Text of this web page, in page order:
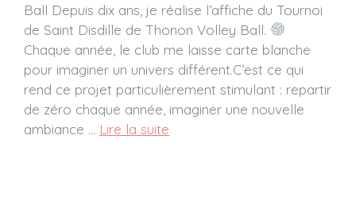
Ball Depuis dix ans, je réalise l’affiche du Tournoi
de Saint Disdille de Thonon Volley Ball.
Chaque année, le club me laisse carte blanche
pour imaginer un univers différent.C’est ce qui
rend ce projet particulièrement stimulant : repartir
de zéro chaque année, imaginer une nouvelle
ambiance … Lire la suite